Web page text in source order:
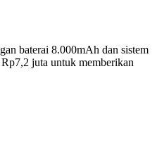
baterai 8.000mAh dan sistem
juta untuk memberikan